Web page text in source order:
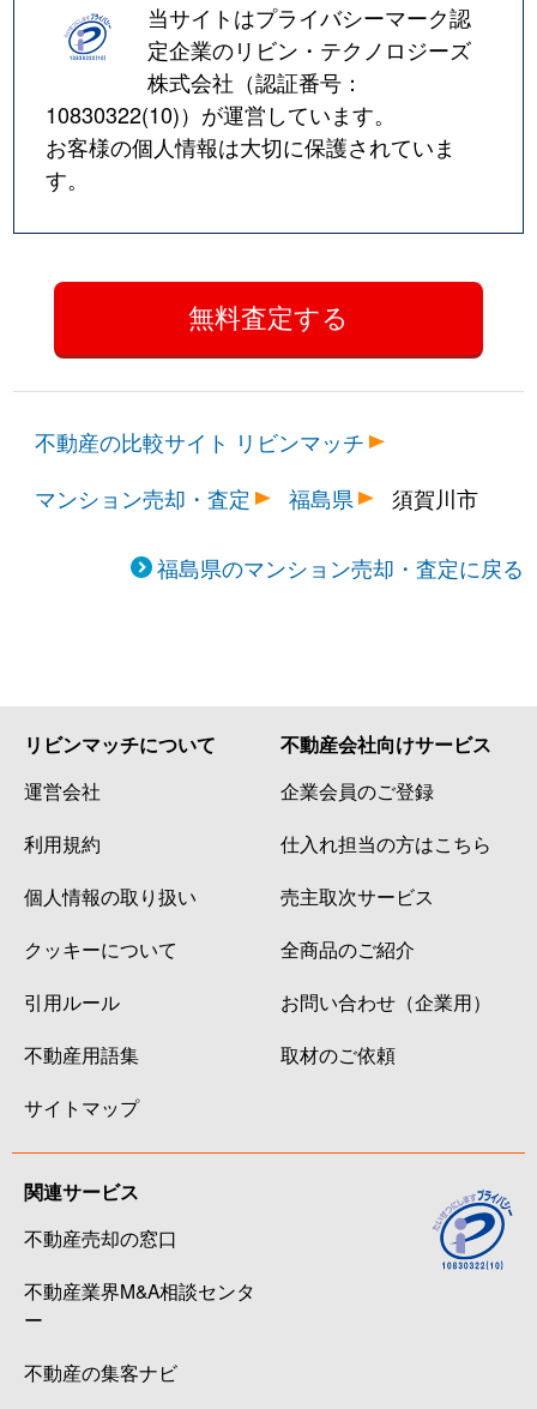
当サイトはプライバシーマーク認
定企業のリビン・テクノロジーズ
株式会社（認証番号：
10830322(10)）が運営しています。
お客様の個人情報は大切に保護されていま
す。
不動産の比較サイト リビンマッチ
マンション売却・査定
福島県 須賀川市
福島県のマンション売却・査定に戻る
リビンマッチについて
運営会社
利用規約
個人情報の取り扱い
クッキーについて
引用ルール
不動産用語集
サイトマップ
不動産会社向けサービス
企業会員のご登録
仕入れ担当の方はこちら
売主取次サービス
全商品のご紹介
お問い合わせ（企業用）
取材のご依頼
関連サービス
不動産売却の窓口
不動産業界M&A相談センタ
ー
不動産の集客ナビ